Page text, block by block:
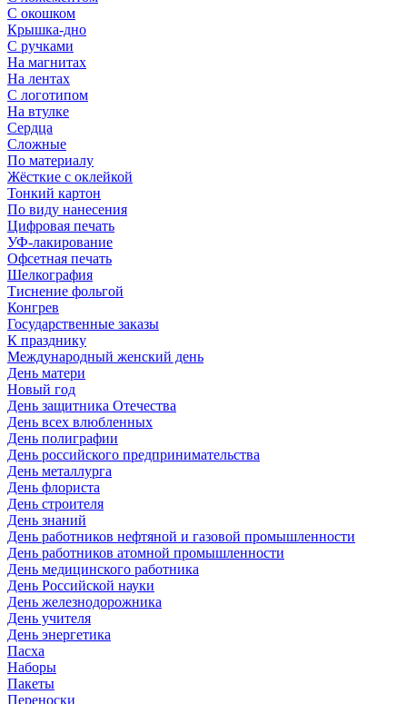
С окошком
Крышка-дно
С ручками
На магнитах
На лентах
С логотипом
На втулке
Сердца
Сложные
По материалу
Жёсткие с оклейкой
Тонкий картон
По виду нанесения
Цифровая печать
УФ-лакирование
Офсетная печать
Шелкография
Тиснение фольгой
Конгрев
Государственные заказы
К празднику
Международный женский день
День матери
Новый год
День защитника Отечества
День всех влюбленных
День полиграфии
День российского предпринимательства
День металлурга
День флориста
День строителя
День знаний
День работников нефтяной и газовой промышленности
День работников атомной промышленности
День медицинского работника
День Российской науки
День железнодорожника
День учителя
День энергетика
Пасха
Наборы
Пакеты
Переноски